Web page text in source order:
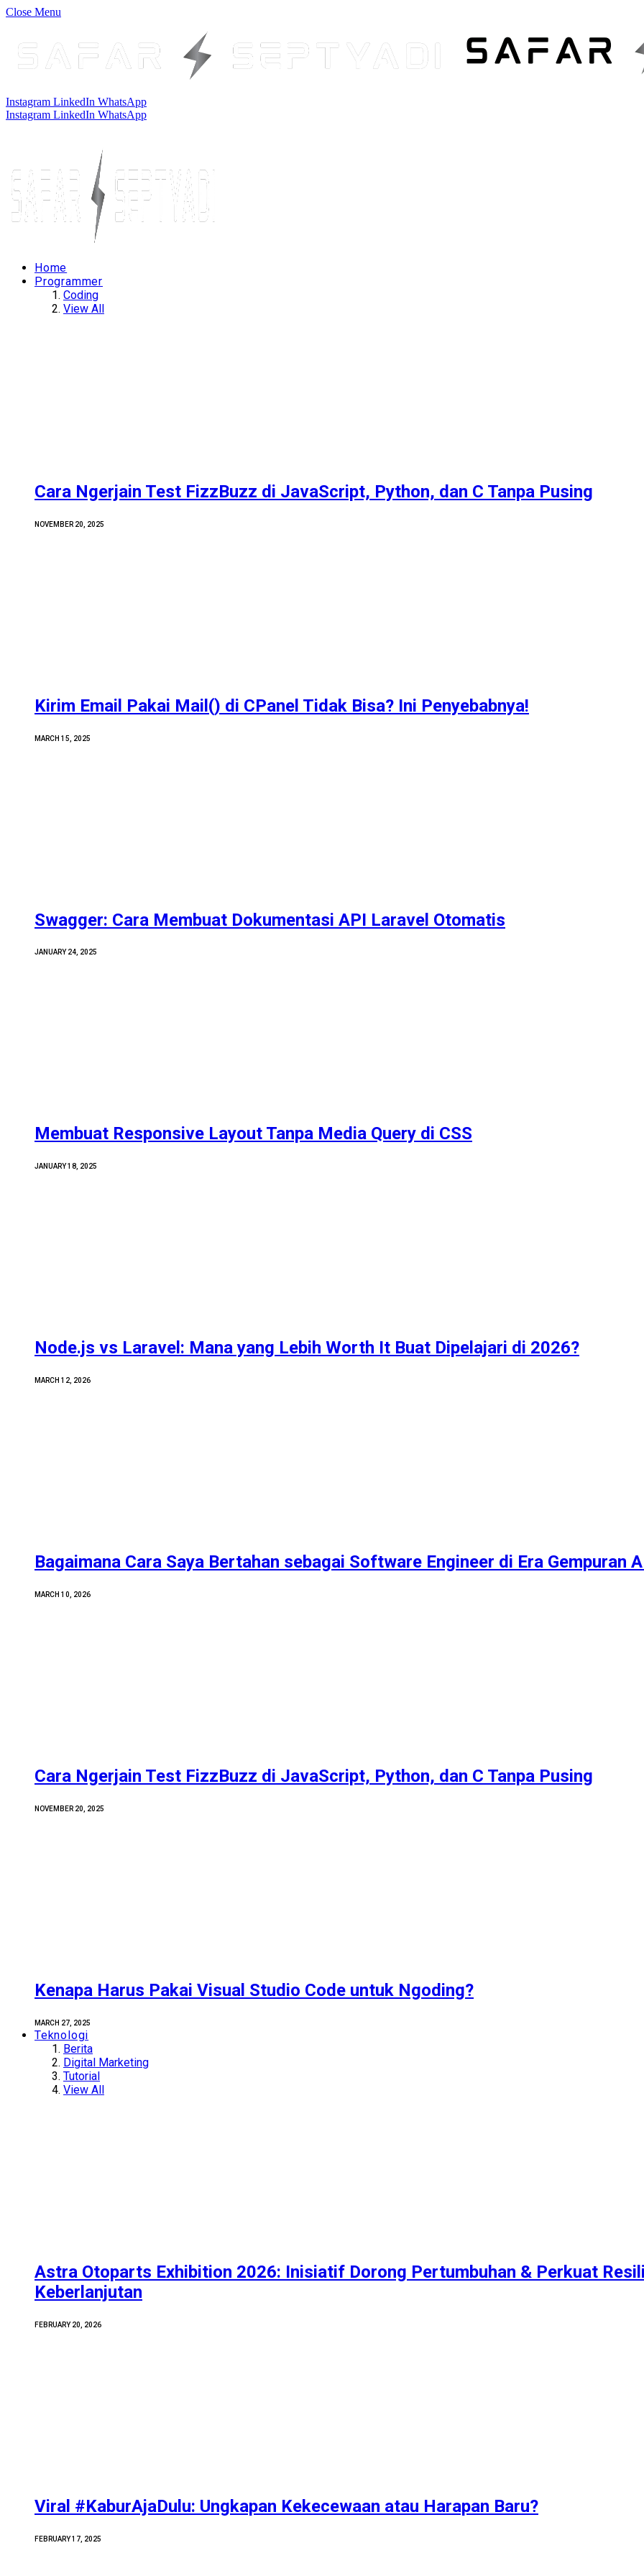
Close Menu
Instagram LinkedIn WhatsApp
Instagram LinkedIn WhatsApp
Home
Programmer
Coding
View All
Cara Ngerjain Test FizzBuzz di JavaScript, Python, dan C Tanpa Pusing
NOVEMBER 20, 2025
Kirim Email Pakai Mail() di CPanel Tidak Bisa? Ini Penyebabnya!
MARCH 15, 2025
Swagger: Cara Membuat Dokumentasi API Laravel Otomatis
JANUARY 24, 2025
Membuat Responsive Layout Tanpa Media Query di CSS
JANUARY 18, 2025
Node.js vs Laravel: Mana yang Lebih Worth It Buat Dipelajari di 2026?
MARCH 12, 2026
Bagaimana Cara Saya Bertahan sebagai Software Engineer di Era Gempuran
MARCH 10, 2026
Cara Ngerjain Test FizzBuzz di JavaScript, Python, dan C Tanpa Pusing
NOVEMBER 20, 2025
Kenapa Harus Pakai Visual Studio Code untuk Ngoding?
MARCH 27, 2025
Teknologi
Berita
Digital Marketing
Tutorial
View All
Astra Otoparts Exhibition 2026: Inisiatif Dorong Pertumbuhan & Perkuat
Keberlanjutan
FEBRUARY 20, 2026
Viral #KaburAjaDulu: Ungkapan Kekecewaan atau Harapan Baru?
FEBRUARY 17, 2025